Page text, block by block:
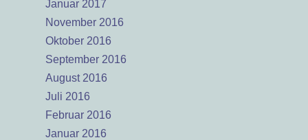
Januar 2017
November 2016
Oktober 2016
September 2016
August 2016
Juli 2016
Februar 2016
Januar 2016